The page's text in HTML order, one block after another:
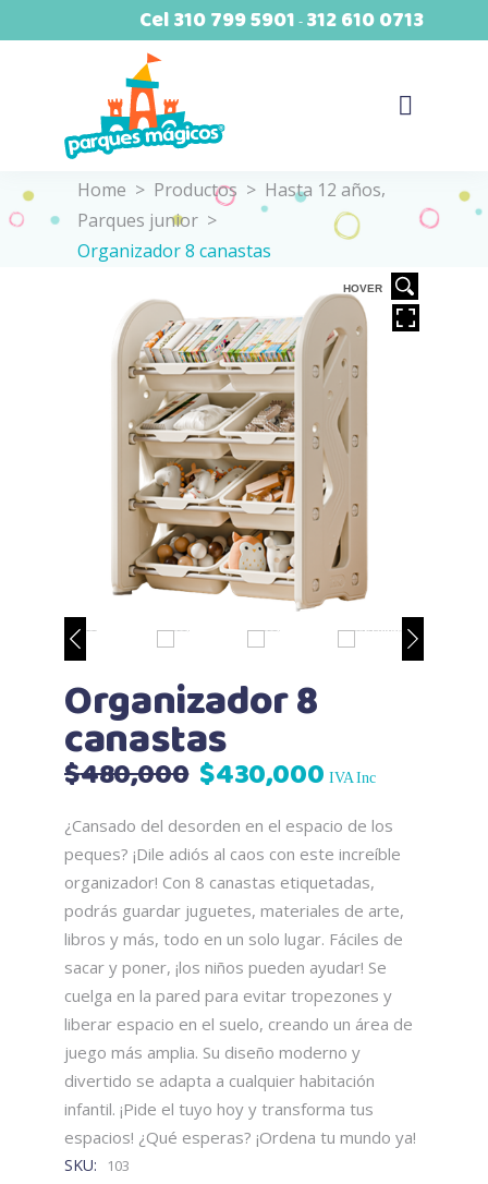
Cel310 799 5901 - 312 610 0713
Home > Productos > Hasta 12 años,
Parques junior >
Organizador 8 canastas
HOVER
Organizador 8
canastas
$480,000 El
original
era:
$480,000.
$430,000El
actual
es:
$430,000.
IVA Inc
¿Cansado del desorden en el espacio de los
peques? ¡Dile adiós al caos con este increíble
organizador! Con 8 canastas etiquetadas,
podrás guardar juguetes, materiales de arte,
libros y más, todo en un solo lugar. Fáciles de
sacar y poner, ¡los niños pueden ayudar! Se
cuelga en la pared para evitar tropezones y
liberar espacio en el suelo, creando un área de
juego más amplia. Su diseño moderno y
divertido se adapta a cualquier habitación
infantil. ¡Pide el tuyo hoy y transforma tus
espacios! ¿Qué esperas? ¡Ordena tu mundo ya!
SKU: 103